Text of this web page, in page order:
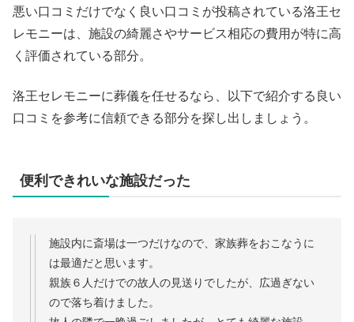
悪い口コミだけでなく良い口コミが投稿されている洛王セ
レモニーは、施設の綺麗さやサービス相応の費用が特に高
く評価されている部分。
洛王セレモニーに葬儀を任せるなら、以下で紹介する良い
口コミを参考に信頼できる部分を探し出しましょう。
便利できれいな施設だった
施設内に斎場は一つだけなので、家族葬をおこなうに
は最適だと思います。
親族６人だけでの故人の見送りでしたが、広過ぎない
ので落ち着けました。